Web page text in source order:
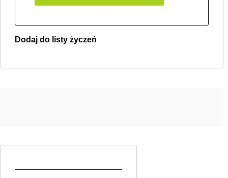
Jeden produkt
Dodaj do listy życzeń